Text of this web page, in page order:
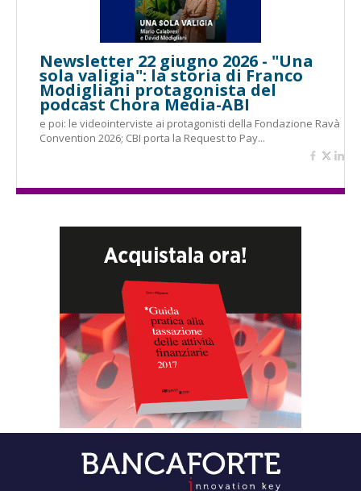
Newsletter 22 giugno 2026 - "Una
sola valigia": la storia di Franco
Modigliani protagonista del
podcast Chora Media-ABI
e poi: le videointerviste ai protagonisti della Fondazione Ravà
Convention 2026; CBI porta la Request to Pay...